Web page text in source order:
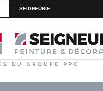
SEIGNEURIE